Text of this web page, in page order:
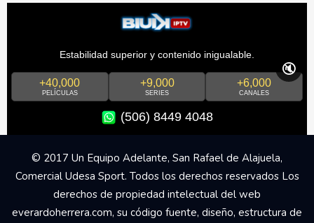
Estabilidad superior y contenido inigualable.
+40,000
PELÍCULAS
+9,000
SERIES
+6,000
CANALES
(506) 8449 4048
🔇
© 2017 Un Equipo Adelante, San Rafael de Alajuela,
Comercial Udesa Sport. Todos los derechos reservados Los
derechos de propiedad intelectual del web
everardoherrera.com, su código fuente, diseño, estructura de